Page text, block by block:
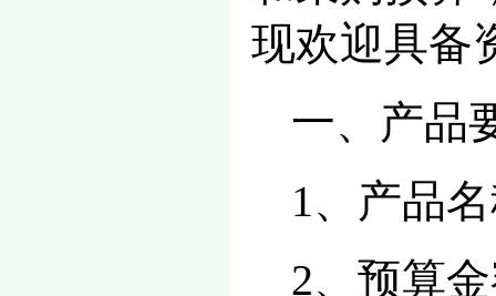
现欢迎具备
一、产品
1、产品
2、预算